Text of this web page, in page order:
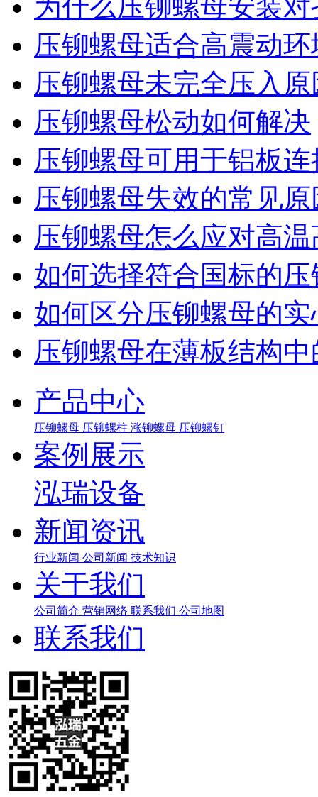
为什么压铆螺母安装
压铆螺母适合高震动
压铆螺母未完全压入
压铆螺母松动如何解决
压铆螺母可用于铝板
压铆螺母失效的常见
压铆螺母怎么应对高
如何选择符合国标的
如何区分压铆螺母的
压铆螺母在薄板结构
产品中心
压铆螺母 压铆螺柱 涨铆螺母 压铆螺钉
案例展示
泓瑞设备
新闻资讯
行业新闻 公司新闻 技术知识
关于我们
公司简介 营销网络 联系我们 公司地图
联系我们